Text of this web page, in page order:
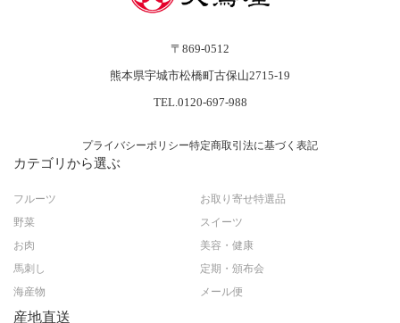
〒869-0512
熊本県宇城市松橋町古保山2715-19
TEL.0120-697-988
プライバシーポリシー特定商取引法に基づく表記
カテゴリから選ぶ
フルーツ
野菜
お肉
馬刺し
海産物
お取り寄せ特選品
スイーツ
美容・健康
定期・頒布会
メール便
産地直送